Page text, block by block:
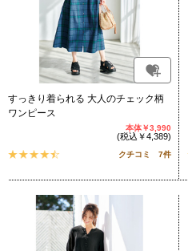
すっきり着られる 大人のチェック柄
ワンピース
本体￥3,990
(税込￥4,389)
クチコミ 7件